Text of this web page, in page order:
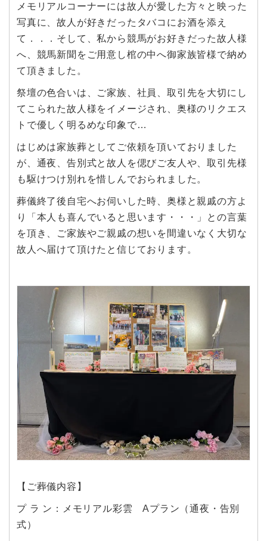
メモリアルコーナーには故人が愛した方々と映った
写真に、故人が好きだったタバコにお酒を添え
て．．．そして、私から競馬がお好きだった故人様
へ、競馬新聞をご用意し棺の中へ御家族皆様で納め
て頂きました。
祭壇の色合いは、ご家族、社員、取引先を大切にし
てこられた故人様をイメージされ、奥様のリクエス
トで優しく明るめな印象で…
はじめは家族葬としてご依頼を頂いておりました
が、通夜、告別式と故人を偲びご友人や、取引先様
も駆けつけ別れを惜しんでおられました。
葬儀終了後自宅へお伺いした時、奥様と親戚の方よ
り「本人も喜んでいると思います・・・」との言葉
を頂き、ご家族やご親戚の想いを間違いなく大切な
故人へ届けて頂けたと信じております。
【ご葬儀内容】
プ ラ ン：メモリアル彩雲 Aプラン（通夜・告別
式）